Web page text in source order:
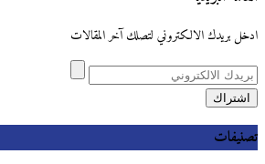
ادخل بريدك الالكتروني لتصلك آخر المقالات
تصنيفات